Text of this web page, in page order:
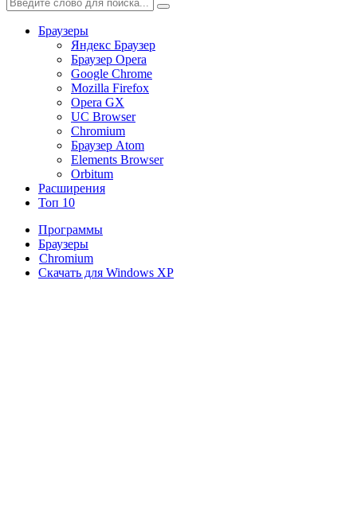
Браузеры
Яндекс Браузер
Браузер Opera
Google Chrome
Mozilla Firefox
Opera GX
UC Browser
Chromium
Браузер Atom
Elements Browser
Orbitum
Расширения
Топ 10
Программы
Браузеры
Chromium
Скачать для Windows XP